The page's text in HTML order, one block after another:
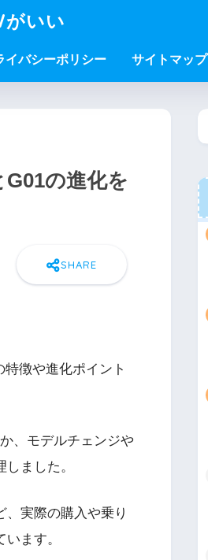
がいい
イバシーポリシー サイトマップ
の進化を
徴や進化ポイント
、モデルチェンジや
ました。
実際の購入や乗り
ます。